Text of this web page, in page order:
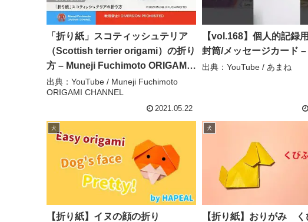
「折り紙」スコティッシュテリア
（Scottish terrier origami）の折り
方 – Muneji Fuchimoto ORIGAMI
CHANNEL
出典：YouTube / Muneji Fuchimoto
ORIGAMI CHANNEL
2021.05.22
【vol.168】個人的記録
封筒/メッセージカード
出典：YouTube / あまね
犬
【折り紙】イヌの顔の折り
犬
【折り紙】おりがみ く